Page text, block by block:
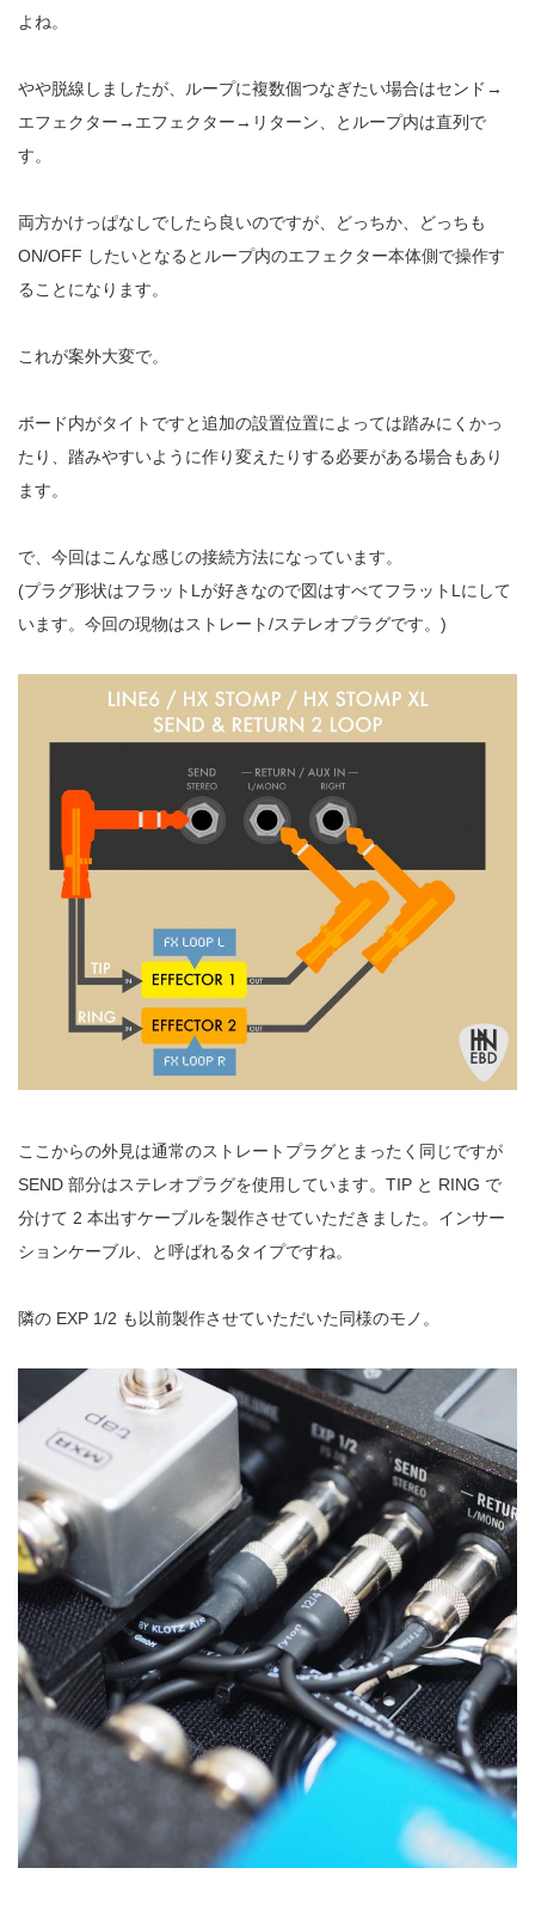
よね。
やや脱線しましたが、ループに複数個つなぎたい場合はセンド→
エフェクター→エフェクター→リターン、とループ内は直列で
す。
両方かけっぱなしでしたら良いのですが、どっちか、どっちも
ON/OFF したいとなるとループ内のエフェクター本体側で操作す
ることになります。
これが案外大変で。
ボード内がタイトですと追加の設置位置によっては踏みにくかっ
たり、踏みやすいように作り変えたりする必要がある場合もあり
ます。
で、今回はこんな感じの接続方法になっています。
(プラグ形状はフラットLが好きなので図はすべてフラットLにして
います。今回の現物はストレート/ステレオプラグです。)
ここからの外見は通常のストレートプラグとまったく同じですが
SEND 部分はステレオプラグを使用しています。TIP と RING で
分けて 2 本出すケーブルを製作させていただきました。インサー
ションケーブル、と呼ばれるタイプですね。
隣の EXP 1/2 も以前製作させていただいた同様のモノ。